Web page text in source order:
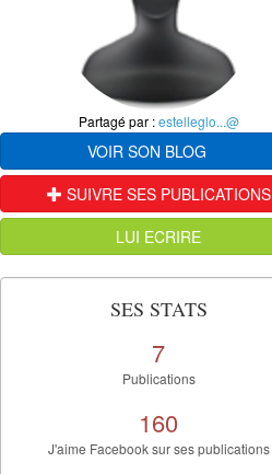
Partagé par :estelleglo...@
VOIR SON BLOG
SUIVRE SES PUBLICATIONS
LUI ECRIRE
SES STATS
7
Publications
160
J'aime Facebook sur ses publications